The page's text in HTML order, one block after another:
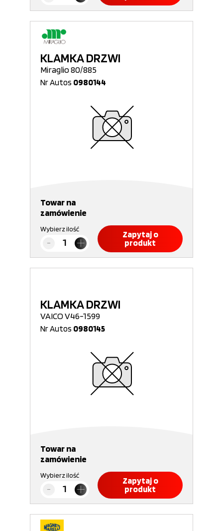
KLAMKA DRZWI
Miraglio 80/885
Nr Autos 0980144
Towar na
zamówienie
Wybierz ilość
Zapytaj o
produkt
KLAMKA DRZWI
VAICO V46-1599
Nr Autos 0980145
Towar na
zamówienie
Wybierz ilość
Zapytaj o
produkt